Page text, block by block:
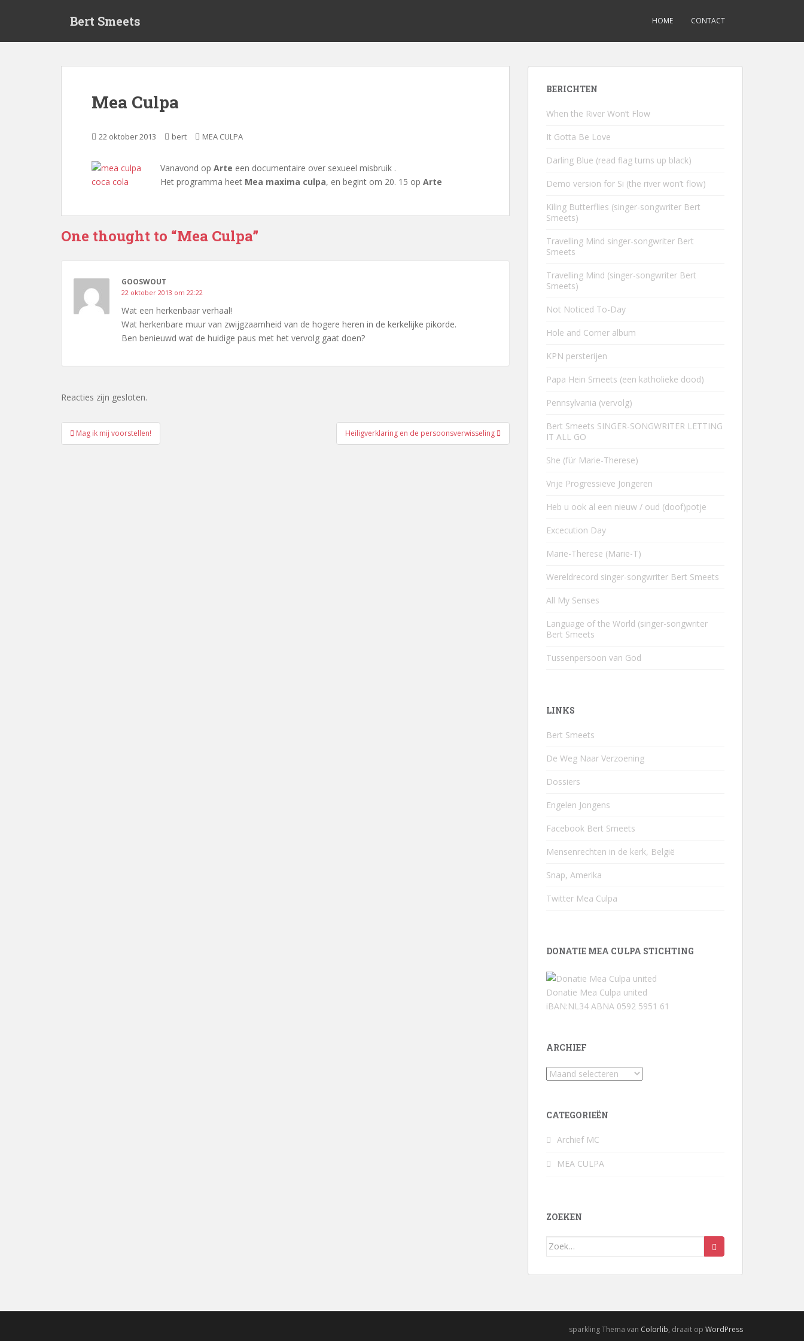
Bert Smeets HOME CONTACT
Mea Culpa
22 oktober 2013 bert MEA CULPA
Vanavond op Arte een documentaire over sexueel misbruik .
Het programma heet Mea maxima culpa, en begint om 20. 15 op Arte
One thought to “Mea Culpa”
GOOSWOUT
22 oktober 2013 om 22:22
Wat een herkenbaar verhaal!
Wat herkenbare muur van zwijgzaamheid van de hogere heren in de kerkelijke pikorde.
Ben benieuwd wat de huidige paus met het vervolg gaat doen?
Reacties zijn gesloten.
Bericht
navigatie
Mag ik mij voorstellen! Heiligverklaring en de persoonsverwisseling
BERICHTEN
When the River Won’t Flow
It Gotta Be Love
Darling Blue (read flag turns up black)
Demo version for Si (the river won’t flow)
Kiling Butterflies (singer-songwriter Bert
Smeets)
Travelling Mind singer-songwriter Bert
Smeets
Travelling Mind (singer-songwriter Bert
Smeets)
Not Noticed To-Day
Hole and Corner album
KPN persterijen
Papa Hein Smeets (een katholieke dood)
Pennsylvania (vervolg)
Bert Smeets SINGER-SONGWRITER LETTING
IT ALL GO
She (für Marie-Therese)
Vrije Progressieve Jongeren
Heb u ook al een nieuw / oud (doof)potje
Excecution Day
Marie-Therese (Marie-T)
Wereldrecord singer-songwriter Bert Smeets
All My Senses
Language of the World (singer-songwriter
Bert Smeets
Tussenpersoon van God
LINKS
Bert Smeets
De Weg Naar Verzoening
Dossiers
Engelen Jongens
Facebook Bert Smeets
Mensenrechten in de kerk, België
Snap, Amerika
Twitter Mea Culpa
DONATIE MEA CULPA STICHTING
Donatie Mea Culpa united
iBAN:NL34 ABNA 0592 5951 61
ARCHIEF
Archief
CATEGORIEËN
Archief MC
MEA CULPA
ZOEKEN
Zoek
sparkling Thema van Colorlib, draait op WordPress